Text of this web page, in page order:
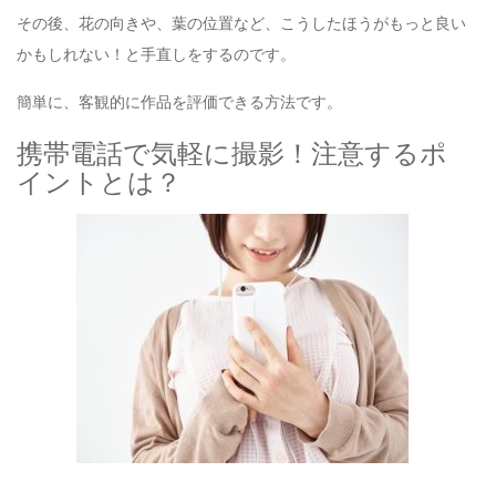
その後、花の向きや、葉の位置など、こうしたほうがもっと良い
かもしれない！と手直しをするのです。
簡単に、客観的に作品を評価できる方法です。
携帯電話で気軽に撮影！注意するポ
イントとは？